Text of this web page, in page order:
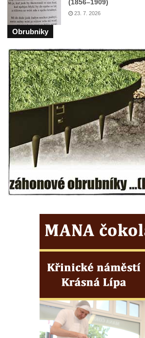
cestě na Křížovém vrchu ve Frýdlantu
Kaple Božího hrobu na Křížové cestě na
Poustevna na Křížové cestě na Křížovém
vrchu ve Frýdlantu
Kostel svatého Jakuba Většího v Sokolově
Kostel Nanebevzetí Panny Marie ve
Slunečné
Kostel Jména Panny Marie v Sepekově
Kostel svatých Petra a Pavla v Růžové
Kaple Stětí svatého Jana Křtitele v
Rumburku
Bývalá synagoga v Milevsku
Krásně
Kostel Božího Těla v Kraslicích
Kaple Panny Marie pod hradem Přimda
Kaple Panny Marie v Kunčicích nad Labem
Hrobová kaple na hřbitově v Rychnově u
Jablonce nad Nisou
Márnice/hřbitovní kaple na hřbitově v
(1856–1909)
23. 7. 2026
Obrubniky